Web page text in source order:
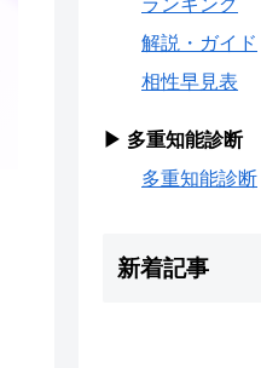
ランキング
解説・ガイド
相性早見表
▶ 多重知能診断
多重知能診断
新着記事